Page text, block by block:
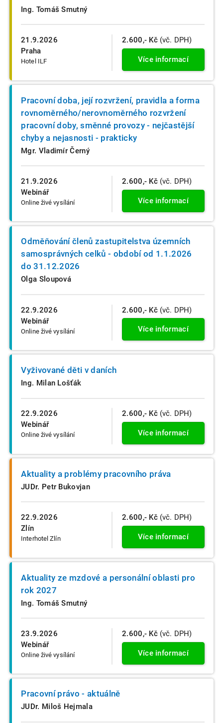
21.9.2026
Praha
Hotel ILF
Ing. Tomáš Smutný
2.600,- Kč (vč. DPH)
Více informací
21.9.2026
Webinář
Online živé vysílání
Pracovní doba, její rozvržení, pravidla a forma
rovnoměrného/nerovnoměrného rozvržení
pracovní doby, směnné provozy - nejčastější
chyby a nejasnosti - prakticky
Mgr. Vladimír Černý
2.600,- Kč (vč. DPH)
Více informací
22.9.2026
Webinář
Online živé vysílání
Odměňování členů zastupitelstva územních
samosprávných celků - období od 1.1.2026
do 31.12.2026
Olga Sloupová
2.600,- Kč (vč. DPH)
Více informací
22.9.2026
Webinář
Online živé vysílání
Vyživované děti v daních
Ing. Milan Lošťák
2.600,- Kč (vč. DPH)
Více informací
22.9.2026
Zlín
Interhotel Zlín
Aktuality a problémy pracovního práva
JUDr. Petr Bukovjan
2.600,- Kč (vč. DPH)
Více informací
23.9.2026
Webinář
Online živé vysílání
Aktuality ze mzdové a personální oblasti pro
rok 2027
Ing. Tomáš Smutný
2.600,- Kč (vč. DPH)
Více informací
Pracovní právo - aktuálně
JUDr. Miloš Hejmala